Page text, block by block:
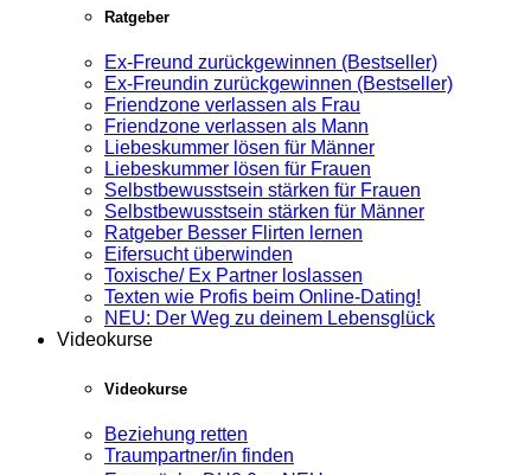
Ratgeber
Ex-Freund zurückgewinnen (Bestseller)
Ex-Freundin zurückgewinnen (Bestseller)
Friendzone verlassen als Frau
Friendzone verlassen als Mann
Liebeskummer lösen für Männer
Liebeskummer lösen für Frauen
Selbstbewusstsein stärken für Frauen
Selbstbewusstsein stärken für Männer
Ratgeber Besser Flirten lernen
Eifersucht überwinden
Toxische/ Ex Partner loslassen
Texten wie Profis beim Online-Dating!
NEU: Der Weg zu deinem Lebensglück
Videokurse
Videokurse
Beziehung retten
Traumpartner/in finden